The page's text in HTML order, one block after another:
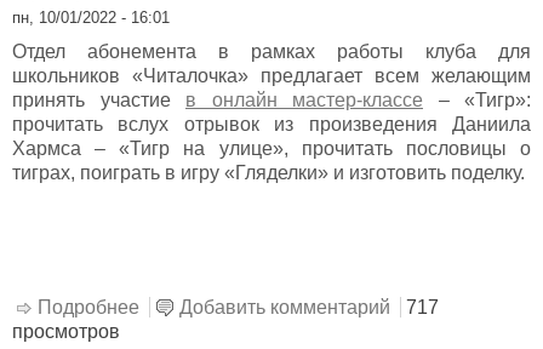
пн, 10/01/2022 - 16:01
Отдел абонемента в рамках работы клуба для
школьников «Читалочка» предлагает всем желающим
принять участие в онлайн мастер-классе – «Тигр»:
прочитать вслух отрывок из произведения Даниила
Хармса – «Тигр на улице», прочитать пословицы о
тиграх, поиграть в игру «Гляделки» и изготовить поделку.
Подробнее о Учение с развлечением: игровая
Добавить комментарий
717
просмотров